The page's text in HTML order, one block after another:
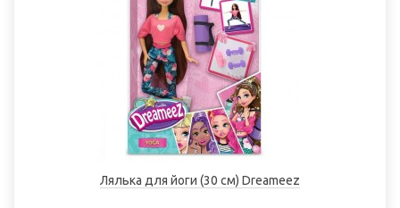
Лялька для йоги (30 см) Dreameez